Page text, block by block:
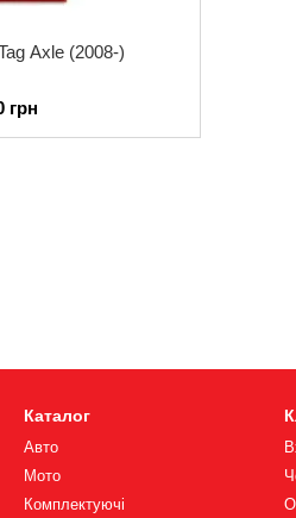
Axle (2008-)
грн
Каталог
Авто
Мото
Комплектуючі